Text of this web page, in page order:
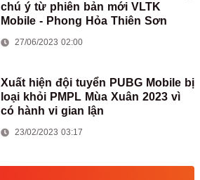
chú ý từ phiên bản mới VLTK
Mobile - Phong Hỏa Thiên Sơn
27/06/2023 02:00
Xuất hiện đội tuyển PUBG Mobile bị
loại khỏi PMPL Mùa Xuân 2023 vì
có hành vi gian lận
23/02/2023 03:17